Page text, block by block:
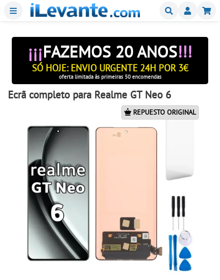
Menu Buscar
¡¡¡FAZEMOS 20 ANOS!!!
SÓ HOJE: ENVIO URGENTE 24H POR 3€
oferta limitada às primeiras 50 encomendas
Ecrã completo para Realme GT Neo 6
REPUESTO ORIGINAL